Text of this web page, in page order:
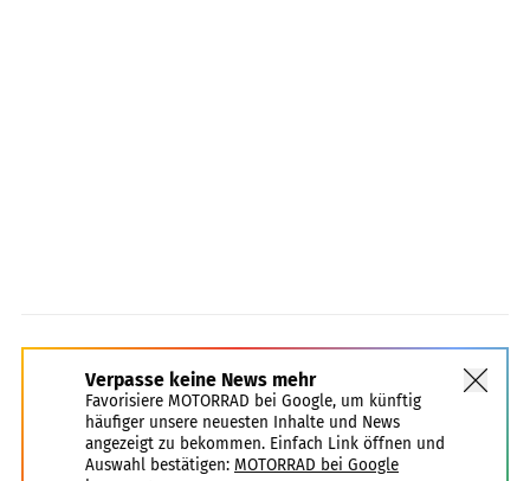
Verpasse keine News mehr
Favorisiere MOTORRAD bei Google, um künftig
häufiger unsere neuesten Inhalte und News
angezeigt zu bekommen. Einfach Link öffnen und
Auswahl bestätigen: MOTORRAD bei Google